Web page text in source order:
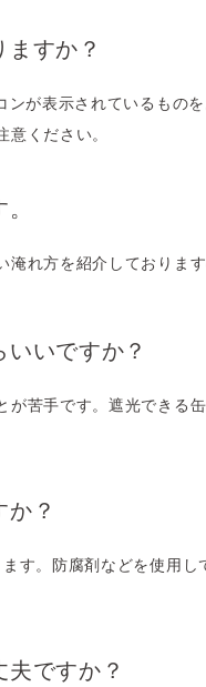
すか？
が表示されているもの
ください。
淹れ方を紹介しておりま
いですか？
苦手です。遮光できる
？
す。防腐剤などを使用
ですか？